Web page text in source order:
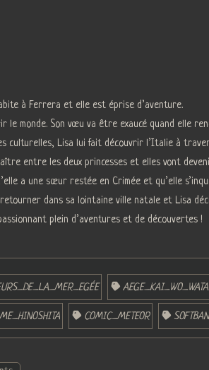
à Ferrera et elle est éprise d’aventure.
le monde. Son vœu va être exaucé quand elle
culturelles, Lisa lui fait découvrir l’Italie à
entre les deux princesses et elles vont
a une sœur restée en Crimée et qu’elle
dans sa lointaine ville natale et Lisa
plein d’aventures et de découvertes !
COMIC_METEOR